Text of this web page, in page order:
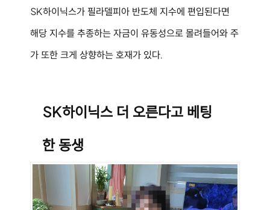
SK하이닉스가 필라델피아 반도체 지수에 편입된다면
해당 지수를 추종하는 자금이 유동성으로 몰려들어와 주
가 또한 크게 상향하는 호재가 있다.
SK하이닉스 더 오른다고 베팅
한 동생